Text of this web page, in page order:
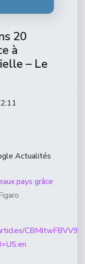
20
à
– Le
Actualités
pays grâce